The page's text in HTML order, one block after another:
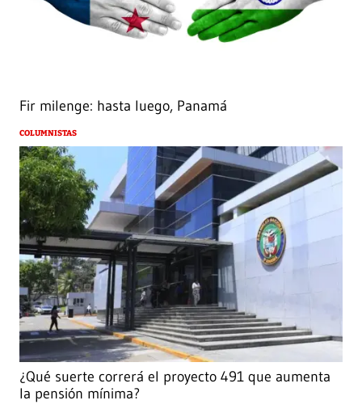
Fir milenge: hasta luego, Panamá
COLUMNISTAS
¿Qué suerte correrá el proyecto 491 que aumenta
la pensión mínima?